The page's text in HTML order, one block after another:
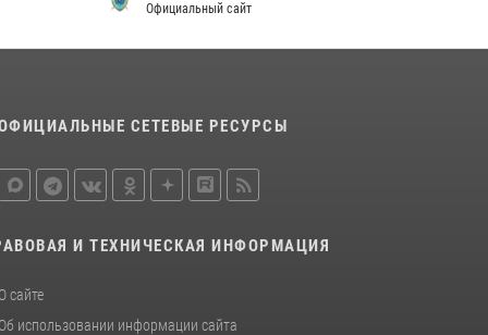
Росгвардии в Оренбурге проведён рейд по
строительным объектам
Официальный сайт
СЕТЕВЫЕ РЕСУРСЫ
И ТЕХНИЧЕСКАЯ ИНФОРМАЦИЯ
О сайте
Об использовании информации сайта